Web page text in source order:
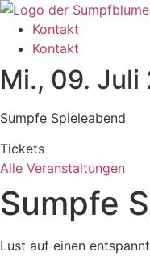
Zum
Inhalt
wechseln
Kontakt
Kontakt
Mi., 09. Juli
Sumpfe Spieleabend
Tickets
Alle Veranstaltungen
Sumpfe
Lust auf einen